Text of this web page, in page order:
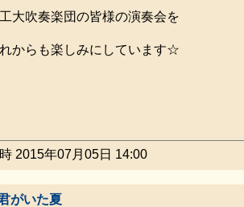
大吹奏楽団の皆様の演奏会を
からも楽しみにしています☆
2015年07月05日 14:00
がいた夏